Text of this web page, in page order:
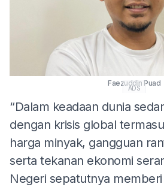
Faezuddin Puad
ADS
“Dalam keadaan dunia
dengan krisis global
harga minyak, gangguan
serta tekanan ekonomi
Negeri sepatutnya